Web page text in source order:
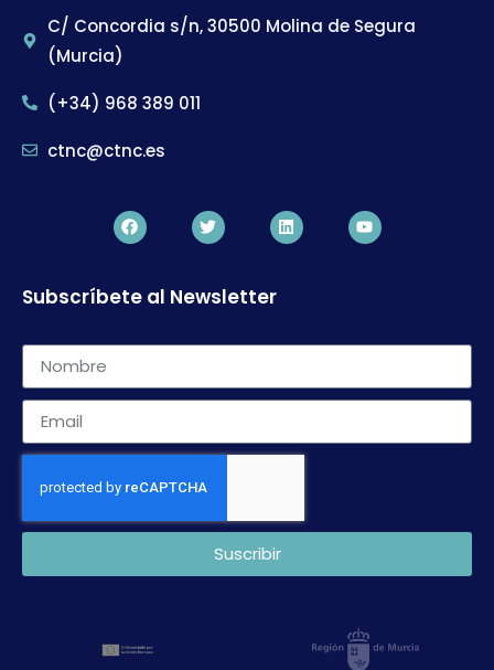
C/ Concordia s/n, 30500 Molina de Segura
(Murcia)
(+34) 968 389 011
ctnc@ctnc.es
Subscríbete al Newsletter
Suscribir